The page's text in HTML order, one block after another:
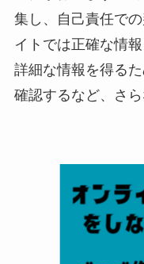
集し、自己責任で
イトでは正確な情
詳細な情報を得る
確認するなど、さ